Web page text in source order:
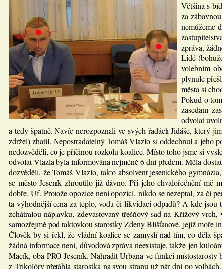
Většina s
za
nemůžeme
zpráva,
Lidé
volebním
plynule
města si
Pokud o
zasedání
odvolat
a tedy špatně. Navíc nerozpoznali ve svých řadách Jidáše, který
zdržel) zhatil. Nepostradatelný Tomáš Vlazlo si oddechnul a jeho
nedozvěděli, co je příčinou rozkolu koalice. Místo toho jsme si
odvolat Vlazla byla informována nejméně 6 dní předem. Měla
dozvěděli, že Tomáš Vlazlo, takto absolvent jesenického
se město Jeseník zhroutilo již dávno. Při jeho chvalořečnění mě
dobře. Uf. Protože opozice není opozicí, nikdo se nezeptal, za čí
ta výhodnější cena za teplo, vodu či likvidaci odpadů? A kde jsou
zchátralou náplavku, zdevastovaný třešňový sad na Křížový
samozřejmě pod taktovkou starostky Zdeny Blišťanové, jejíž moře
Člověk by si řekl, že vládní koalice se zamyslí nad tím, co děla
žádná informace není, důvodová zpráva neexistuje, takže jen
Macík, oba PRO Jeseník. Nahradit Urbana ve funkci
z Trikolóry přetáhla starostka na svou stranu už pár dní po